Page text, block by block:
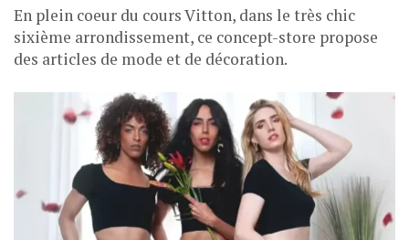
En plein coeur du cours Vitton, dans le très chic
sixième arrondissement, ce concept-store propose
des articles de mode et de décoration.